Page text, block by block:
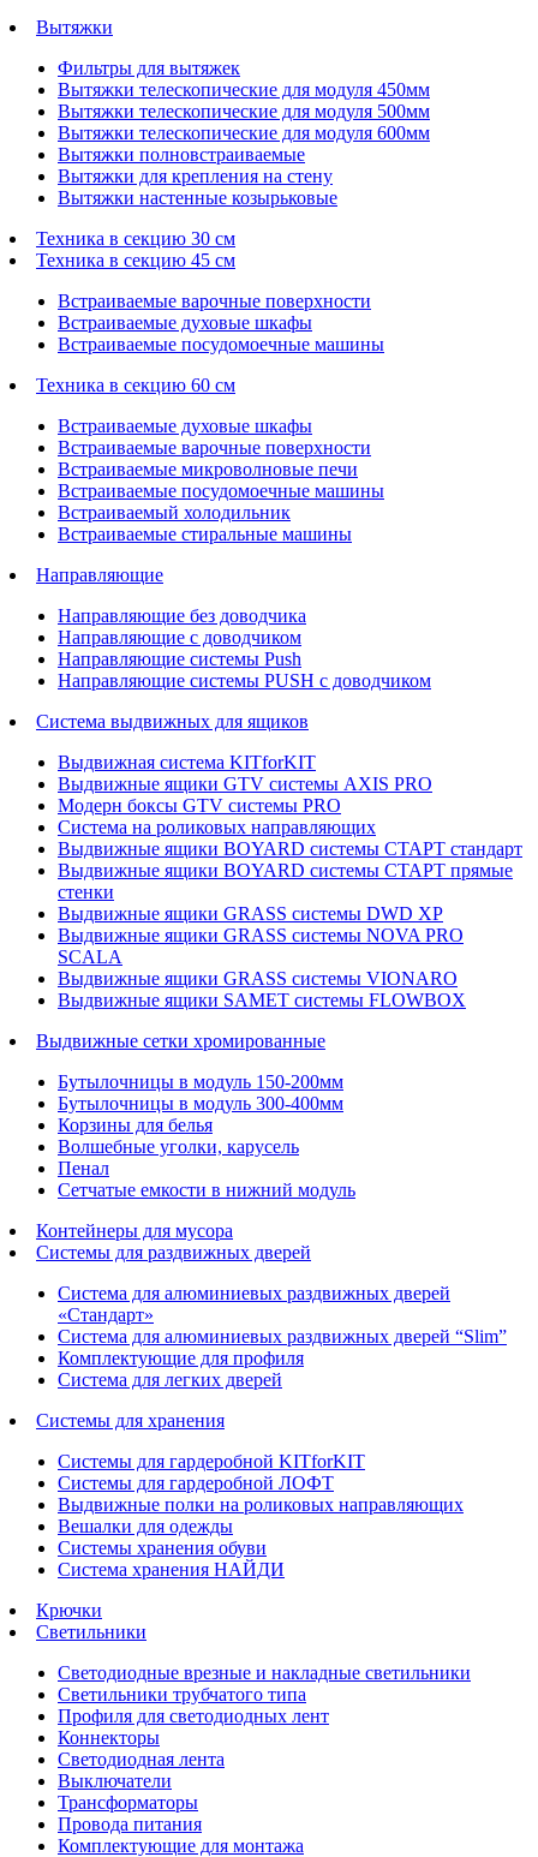
Вытяжки
Фильтры для вытяжек
Вытяжки телескопические для модуля 450мм
Вытяжки телескопические для модуля 500мм
Вытяжки телескопические для модуля 600мм
Вытяжки полновстраиваемые
Вытяжки для крепления на стену
Вытяжки настенные козырьковые
Техника в секцию 30 см
Техника в секцию 45 см
Встраиваемые варочные поверхности
Встраиваемые духовые шкафы
Встраиваемые посудомоечные машины
Техника в секцию 60 см
Встраиваемые духовые шкафы
Встраиваемые варочные поверхности
Встраиваемые микроволновые печи
Встраиваемые посудомоечные машины
Встраиваемый холодильник
Встраиваемые стиральные машины
Направляющие
Направляющие без доводчика
Направляющие с доводчиком
Направляющие системы Push
Направляющие системы PUSH с доводчиком
Система выдвижных для ящиков
Выдвижная система KITforKIT
Выдвижные ящики GTV системы AXIS PRO
Модерн боксы GTV системы PRO
Система на роликовых направляющих
Выдвижные ящики BOYARD системы СТАРТ стандарт
Выдвижные ящики BOYARD системы СТАРТ прямые
стенки
Выдвижные ящики GRASS системы DWD XP
Выдвижные ящики GRASS системы NOVA PRO
SCALA
Выдвижные ящики GRASS системы VIONARO
Выдвижные ящики SAMET системы FLOWBOX
Выдвижные сетки хромированные
Бутылочницы в модуль 150-200мм
Бутылочницы в модуль 300-400мм
Корзины для белья
Волшебные уголки, карусель
Пенал
Cетчатые емкости в нижний модуль
Контейнеры для мусора
Системы для раздвижных дверей
Система для алюминиевых раздвижных дверей
«Стандарт»
Система для алюминиевых раздвижных дверей “Slim”
Комплектующие для профиля
Система для легких дверей
Системы для хранения
Системы для гардеробной KITforKIT
Системы для гардеробной ЛОФТ
Выдвижные полки на роликовых направляющих
Вешалки для одежды
Системы хранения обуви
Система хранения НАЙДИ
Крючки
Светильники
Светодиодные врезные и накладные светильники
Светильники трубчатого типа
Профиля для светодиодных лент
Коннекторы
Светодиодная лента
Выключатели
Трансформаторы
Провода питания
Комплектующие для монтажа